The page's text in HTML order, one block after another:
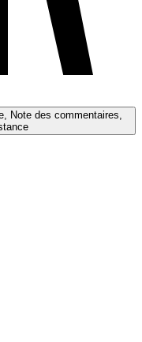
Note des commentaires,